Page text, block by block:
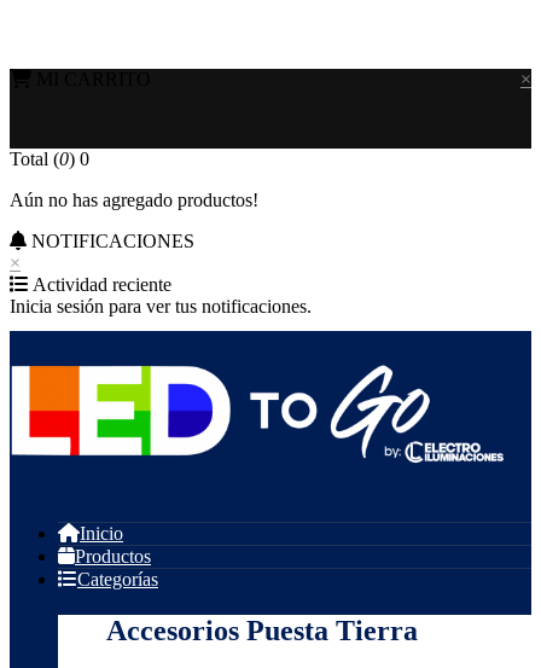
×
Total (0) 0
Aún no has agregado productos!
NOTIFICACIONES
×
Actividad reciente
Inicia sesión para ver tus notificaciones.
Inicio
Productos
Categorías
Accesorios Puesta Tierra